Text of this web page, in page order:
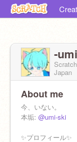
-
Japan
About me
今、いない。
本垢: @umi-ski
✨プロフィール✨